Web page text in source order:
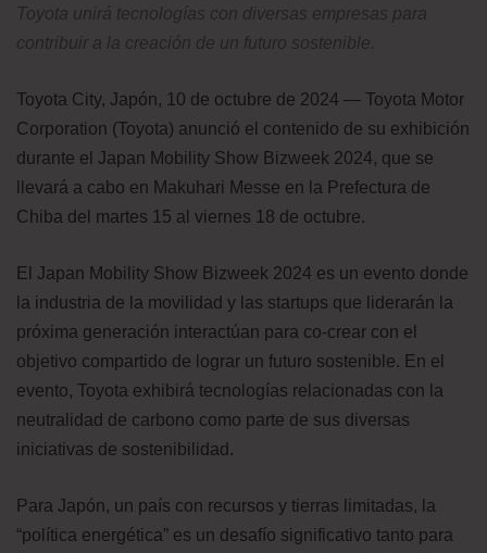
Toyota unirá tecnologías con diversas empresas para
contribuir a la creación de un futuro sostenible.
Toyota City, Japón, 10 de octubre de 2024 ― Toyota Motor
Corporation (Toyota) anunció el contenido de su exhibición
durante el Japan Mobility Show Bizweek 2024, que se
llevará a cabo en Makuhari Messe en la Prefectura de
Chiba del martes 15 al viernes 18 de octubre.
El Japan Mobility Show Bizweek 2024 es un evento donde
la industria de la movilidad y las startups que liderarán la
próxima generación interactúan para co-crear con el
objetivo compartido de lograr un futuro sostenible. En el
evento, Toyota exhibirá tecnologías relacionadas con la
neutralidad de carbono como parte de sus diversas
iniciativas de sostenibilidad.
Para Japón, un país con recursos y tierras limitadas, la
“política energética” es un desafío significativo tanto para